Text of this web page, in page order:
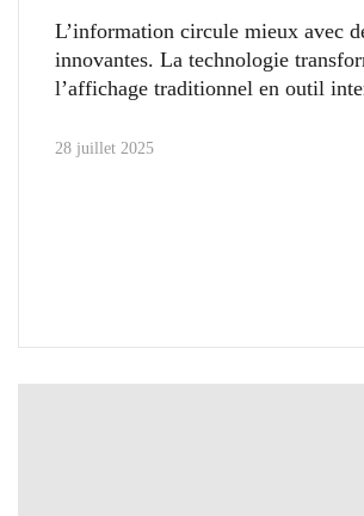
L’information circule mieux avec
innovantes. La technologie
l’affichage traditionnel en outil
28 juillet 2025